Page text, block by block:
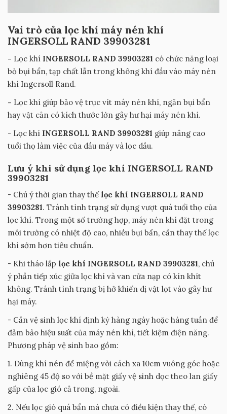
Vai trò của lọc khí máy nén khí
INGERSOLL RAND 39903281
- Lọc khí INGERSOLL RAND 39903281 có chức năng loại
bỏ bụi bẩn, tạp chất lẫn trong không khí đầu vào máy nén
khí Ingersoll Rand.
- Lọc khí giúp bảo vệ trục vít máy nén khí, ngăn bụi bẩn
hay vật cản có kích thước lớn gây hư hại máy nén khí.
- Lọc khí INGERSOLL RAND 39903281 giúp nâng cao
tuổi thọ làm việc của dầu máy và lọc dầu.
Lưu ý khi sử dụng lọc khí INGERSOLL RAND
39903281
- Chú ý thời gian thay thếlọc khí INGERSOLL RAND
39903281. Tránh tình trạng sử dụng vượt quá tuổi thọ của
lọc khí. Trong một số trường hợp, máy nén khí đặt trong
môi trường có nhiệt độ cao, nhiều bụi bẩn, cần thay thế lọc
khí sớm hơn tiêu chuẩn.
- Khi tháo lắp lọc khí INGERSOLL RAND 39903281, chú
ý phần tiếp xúc giữa lọc khí và van cửa nạp có kín khít
không. Tránh tình trạng bị hở khiến dị vật lọt vào gây hư
hại máy.
- Cần vệ sinh lọc khí định kỳ hàng ngày hoặc hàng tuần để
đảm bảo hiệu suất của máy nén khí, tiết kiệm điện năng.
Phương pháp vệ sinh bao gồm:
1. Dùng khí nén để miệng vòi cách xa 10cm vuông góc hoặc
nghiêng 45 độ so với bề mặt giấy vệ sinh dọc theo lan giấy
gấp của lọc gió cả trong, ngoài.
2. Nếu lọc gió quá bẩn mà chưa có điều kiện thay thế, có